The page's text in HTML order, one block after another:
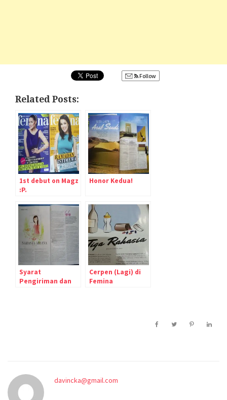
Follow
Related Posts:
1st debut on Magz
:P.
Honor Kedua!
Syarat
Pengiriman dan
Cerpen (Lagi) di
Femina
davincka@gmail.com